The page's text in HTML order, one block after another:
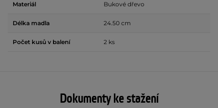
Materiál Bukové dřevo
Délka madla 24.50 cm
Počet kusů v balení 2 ks
Dokumenty ke stažení